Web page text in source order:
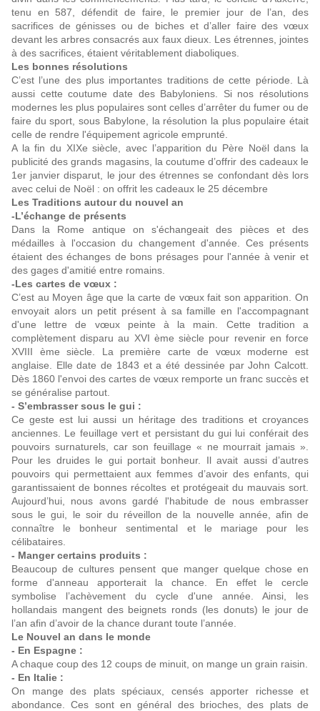
tenu en 587, défendit de faire, le premier jour de l’an, des
sacrifices de génisses ou de biches et d’aller faire des vœux
devant les arbres consacrés aux faux dieux. Les étrennes, jointes
à des sacrifices, étaient véritablement diaboliques.
Les bonnes résolutions
C’est l’une des plus importantes traditions de cette période. Là
aussi cette coutume date des Babyloniens. Si nos résolutions
modernes les plus populaires sont celles d’arrêter du fumer ou de
faire du sport, sous Babylone, la résolution la plus populaire était
celle de rendre l'équipement agricole emprunté.
A la fin du XIXe siècle, avec l’apparition du Père Noël dans la
publicité des grands magasins, la coutume d’offrir des cadeaux le
1er janvier disparut, le jour des étrennes se confondant dès lors
avec celui de Noël : on offrit les cadeaux le 25 décembre
Les Traditions autour du nouvel an
-L’échange de présents
Dans la Rome antique on s'échangeait des pièces et des
médailles à l'occasion du changement d'année. Ces présents
étaient des échanges de bons présages pour l'année à venir et
des gages d'amitié entre romains.
-Les cartes de vœux :
C’est au Moyen âge que la carte de vœux fait son apparition. On
envoyait alors un petit présent à sa famille en l'accompagnant
d'une lettre de vœux peinte à la main. Cette tradition a
complètement disparu au XVI ème siècle pour revenir en force
XVIII ème siècle. La première carte de vœux moderne est
anglaise. Elle date de 1843 et a été dessinée par John Calcott.
Dès 1860 l'envoi des cartes de vœux remporte un franc succès et
se généralise partout.
- S’embrasser sous le gui :
Ce geste est lui aussi un héritage des traditions et croyances
anciennes. Le feuillage vert et persistant du gui lui conférait des
pouvoirs surnaturels, car son feuillage « ne mourrait jamais ».
Pour les druides le gui portait bonheur. Il avait aussi d’autres
pouvoirs qui permettaient aux femmes d’avoir des enfants, qui
garantissaient de bonnes récoltes et protégeait du mauvais sort.
Aujourd’hui, nous avons gardé l'habitude de nous embrasser
sous le gui, le soir du réveillon de la nouvelle année, afin de
connaître le bonheur sentimental et le mariage pour les
célibataires.
- Manger certains produits :
Beaucoup de cultures pensent que manger quelque chose en
forme d'anneau apporterait la chance. En effet le cercle
symbolise l’achèvement du cycle d'une année. Ainsi, les
hollandais mangent des beignets ronds (les donuts) le jour de
l’an afin d’avoir de la chance durant toute l’année.
Le Nouvel an dans le monde
- En Espagne :
A chaque coup des 12 coups de minuit, on mange un grain raisin.
- En Italie :
On mange des plats spéciaux, censés apporter richesse et
abondance. Ces sont en général des brioches, des plats de